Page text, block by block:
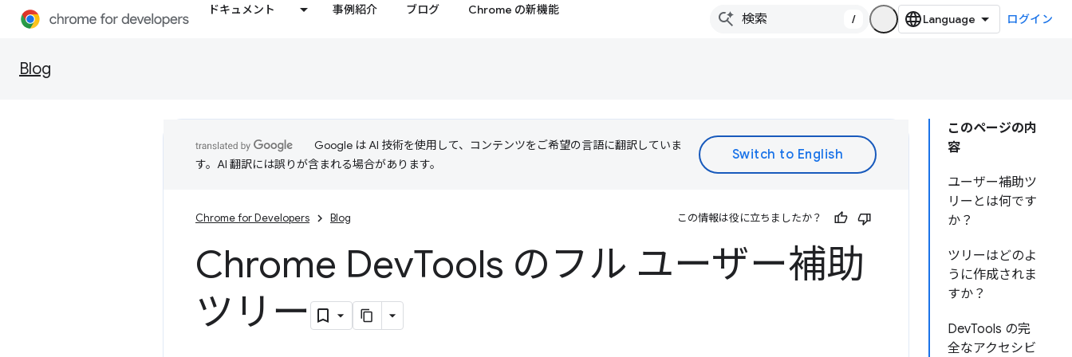
ドキュメント 事例紹介 ブログ Chrome の新機能
/ ログイン
Blog
このページの内
容
ユーザー補助ツ
リーとは何です
か？
ツリーはどのよ
うに作成されま
すか？
DevTools の完
全なアクセシビ
Google は AI 技術を使用して、コンテンツをご希望の言語に翻訳していま
す。AI 翻訳には誤りが含まれる場合があります。
Chrome for Developers Blog この情報は役に立ちましたか？
Chrome DevTools のフル ユーザー補助
ツリー